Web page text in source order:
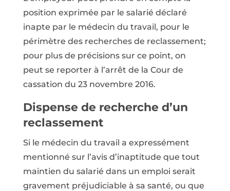
position exprimée par le salarié déclaré
inapte par le médecin du travail, pour le
périmètre des recherches de reclassement;
pour plus de précisions sur ce point, on
peut se reporter à l’arrêt de la Cour de
cassation du 23 novembre 2016.
Dispense de recherche d’un
reclassement
Si le médecin du travail a expressément
mentionné sur l’avis d’inaptitude que tout
maintien du salarié dans un emploi serait
gravement préjudiciable à sa santé, ou que